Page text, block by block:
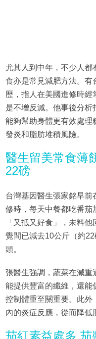
尤其人到中年，不少人都
食亦是常見減肥方法。有
歷，指人在美國進修時
是不增反減。他事後分析
能夠幫助身體更有效處理
發炎和脂肪堆積風險。
醫生留美常食薄
22磅
台灣基因醫生張家銘早前
修時，每天中餐都吃番茄
「又抵又好食」，未料
覺間已減去10公斤（約
頭。
張醫生強調，蔬菜在減重
能提供豐富的纖維，還能
控制體重至關重要。此外
內的炎症反應，從而降低
茄紅素益處多 茄